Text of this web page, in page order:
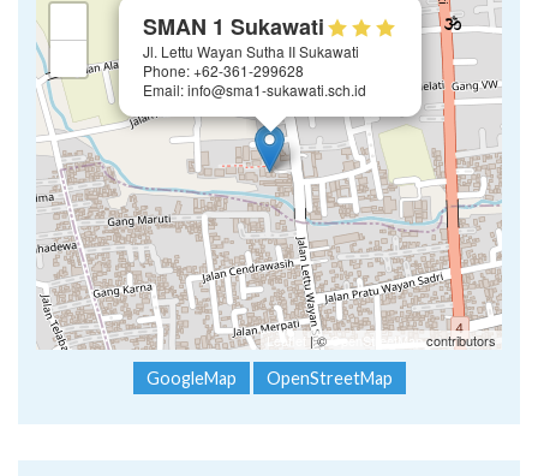
SMAN 1 Sukawati
Jl. Lettu Wayan Sutha II Sukawati
Phone: +62-361-299628
Email: info@sma1-sukawati.sch.id
Leaflet | ©OpenStreetMap contributors
GoogleMap OpenStreetMap